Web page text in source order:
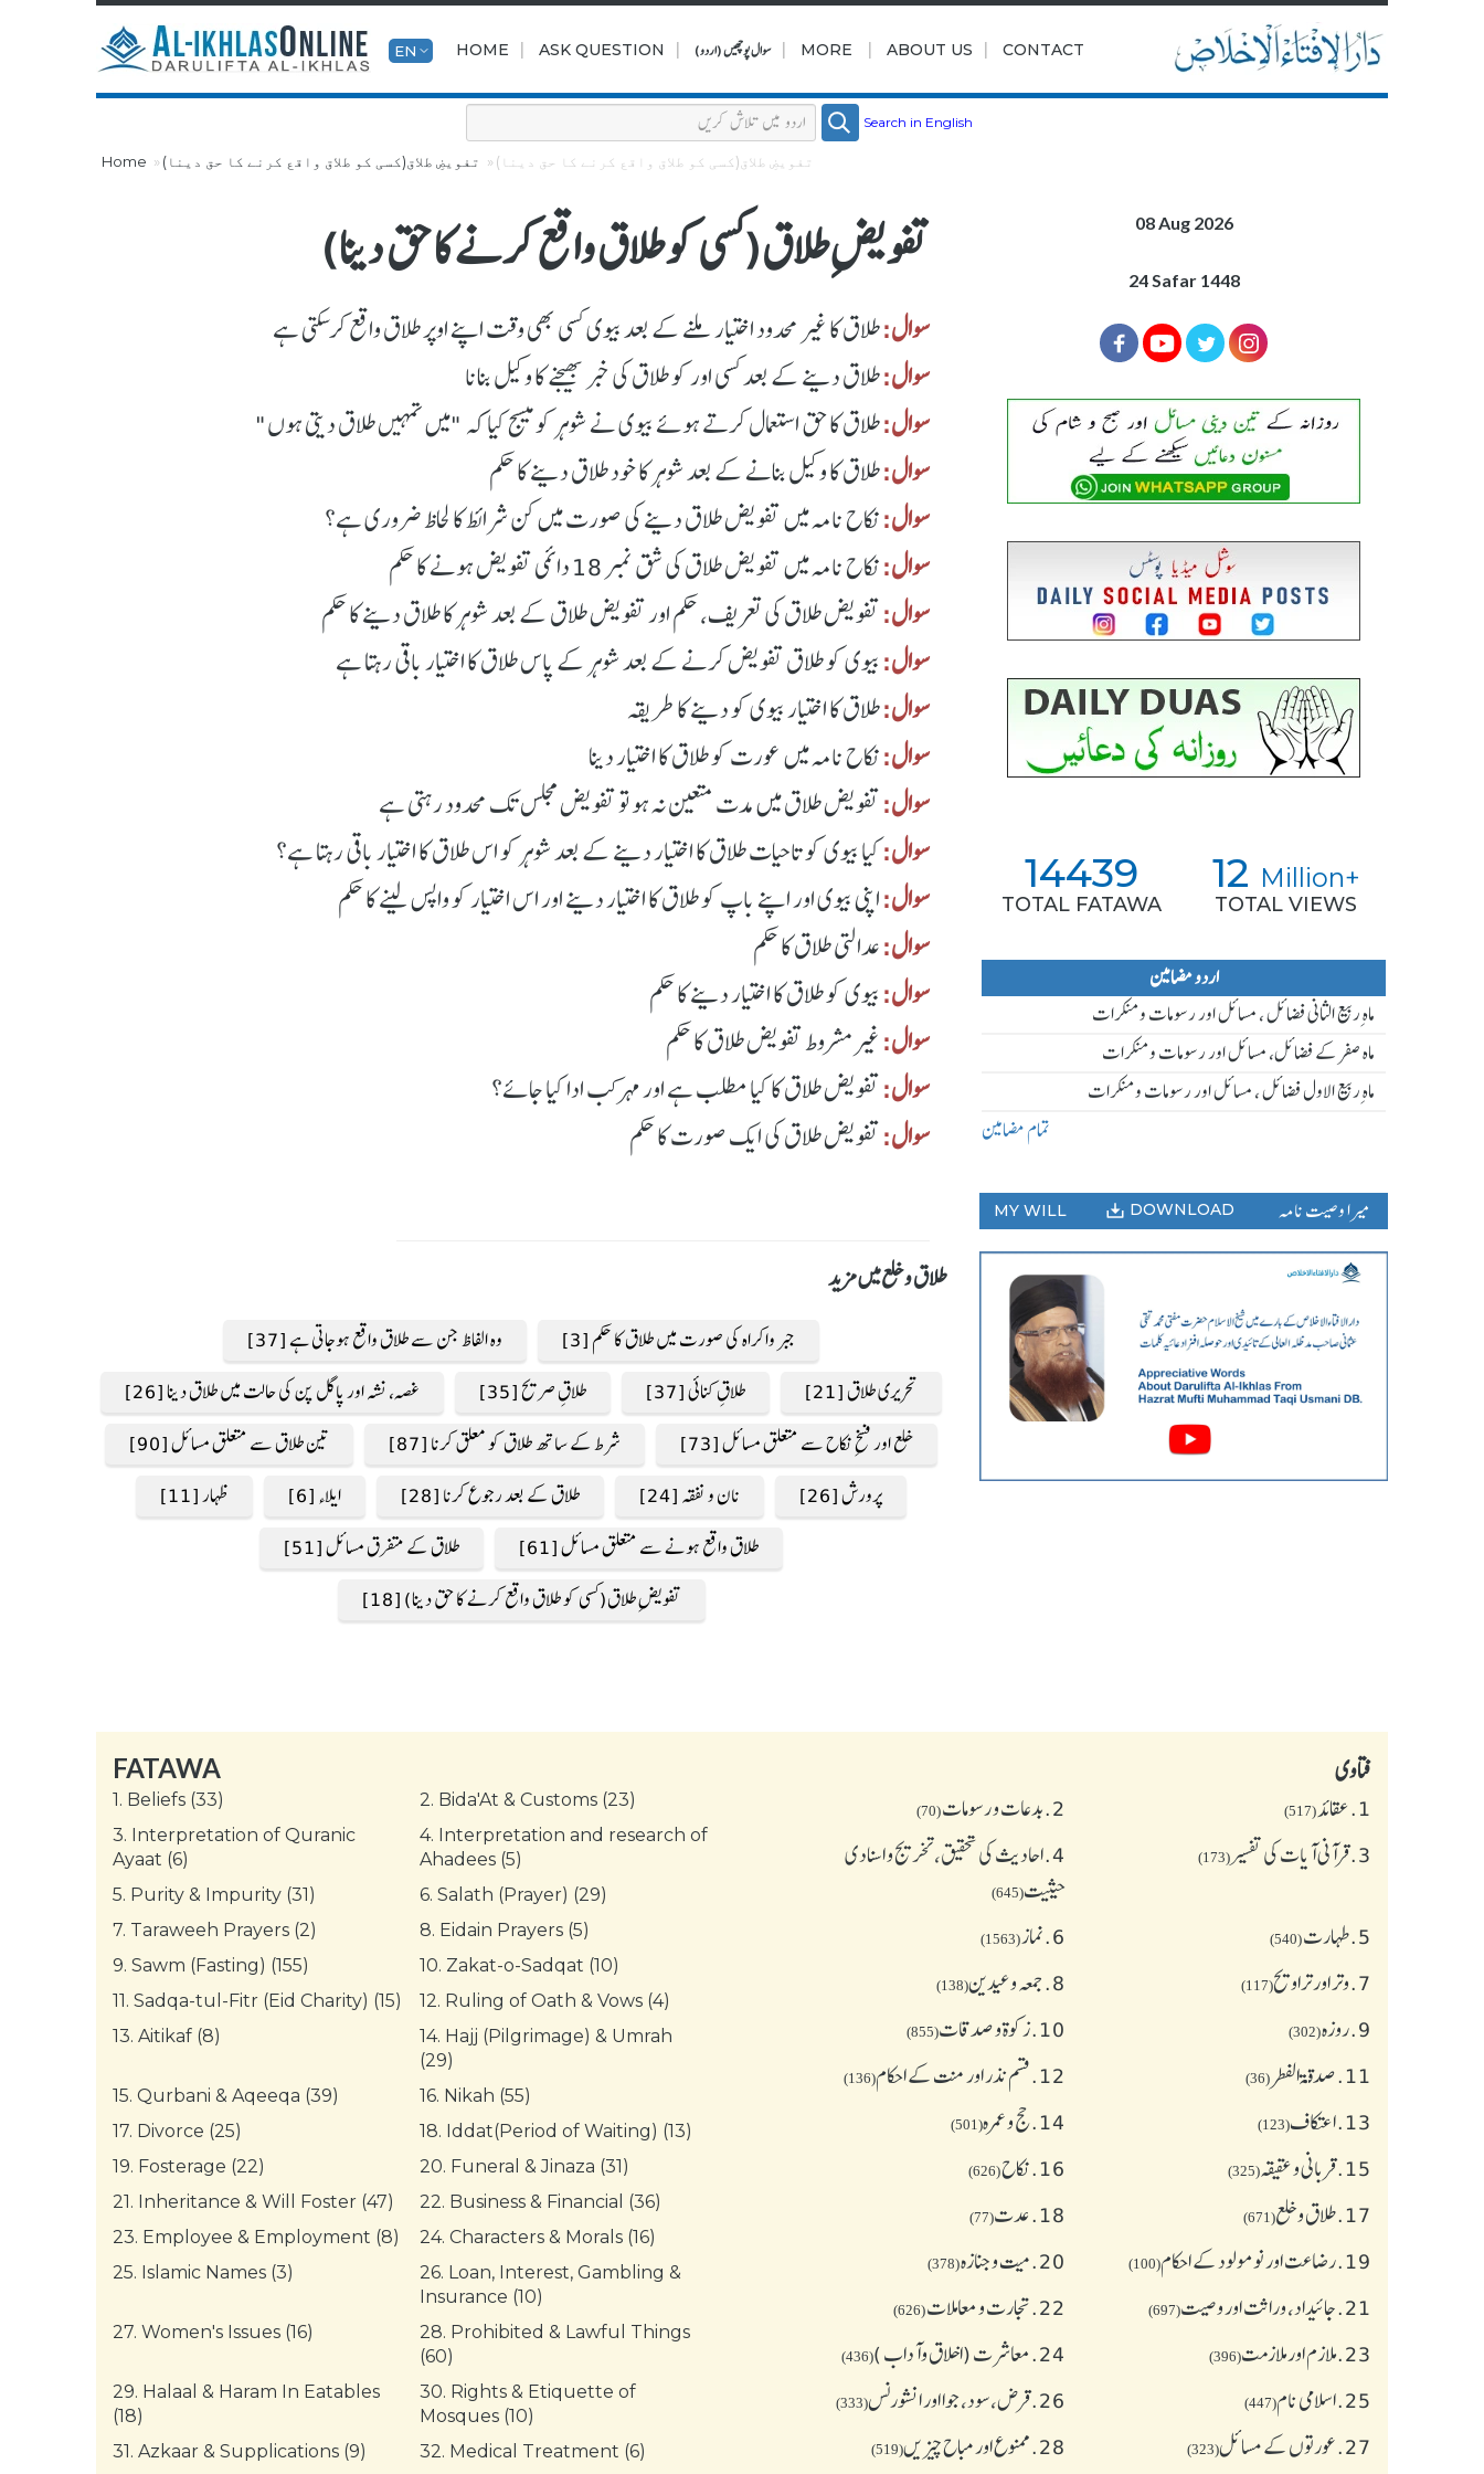
EN HOME | ASK QUESTION | سوال پوچھیں (اردو) | MORE | ABOUT US | CONTACT
Search in English
Home تفویضِ طلاق(کسی کو طلاق واقع کرنے کا حق دینا) تفویضِ طلاق(کسی کو طلاق واقع کرنے کا حق دینا)
تفویضِ طلاق(کسی کو طلاق واقع کرنے کا حق دینا)
سوال:طلاق کا غیر محدود اختیار ملنے کے بعد بیوی کسی بھی وقت اپنے اوپر طلاق واقع کرسکتی ہے
سوال:طلاق دینے کے بعد کسی اور کو طلاق کی خبر بھیجنے کا وکیل بنانا
سوال:طلاق کا حق استعمال کرتے ہوئے بیوی نے شوہر کو میسج کیا کہ "میں تمہیں طلاق دیتی ہوں"
سوال:طلاق کا وکیل بنانے کے بعد شوہر کا خود طلاق دینے کا حکم
سوال:نکاح نامہ میں تفویض طلاق دینے کی صورت میں کن شرائط کا لحاظ ضروری ہے؟
سوال:نکاح نامہ میں تفویض طلاق کی شق نمبر 18 دائمی تفویض ہونے کا حکم
سوال:تفویض طلاق کی تعریف، حکم اور تفویض طلاق کے بعد شوہر کا طلاق دینے کا حکم
سوال:بیوی کو طلاق تفویض کرنے کے بعد شوہر کے پاس طلاق کا اختیار باقی رہتا ہے
سوال:طلاق کا اختیار بیوی کو دینے کا طریقہ
سوال:نکاح نامہ میں عورت کو طلاق کا اختیار دینا
سوال:تفویض طلاق میں مدت متعین نہ ہو تو تفویض مجلس تک محدود رہتی ہے
سوال:کیا بیوی کو تاحیات طلاق کا اختیار دینے کے بعد شوہر کو اس طلاق کا اختیار باقی رہتا ہے؟
سوال:اپنی بیوی اور اپنے باپ کو طلاق کا اختیار دینے اور اس اختیار کو واپس لینے کا حکم
سوال:عدالتی طلاق کا حکم
سوال:بیوی کو طلاق کا اختیار دینے کا حکم
سوال:غیر مشروط تفویض طلاق کا حکم
سوال:تفویض طلاق کا کیا مطلب ہے اور مہر کب ادا کیا جائے؟
سوال:تفویض طلاق کی ایک صورت کا حکم
طلاق و خلع میں مزید
وہ الفاظ جن سے طلاق واقع ہوجاتی ہے [37]
جبر واکراہ کی صورت میں طلاق کا حکم [3]
غصہ، نشہ اور پاگل پن کی حالت میں طلاق دینا [26]
طلاقِ صریح [35] طلاقِ کنائی [37]
تحریری طلاق [21]
تین طلاق سے متعلق مسائل [90]
شرط کے ساتھ طلاق کو معلق کرنا [87]
خلع اور فسخِ نکاح سے متعلق مسائل [73]
ظہار [11]
ایلاء [6] طلاق کے بعد رجوع کرنا [28] نان و نفقہ [24]
پرورش [26]
طلاق کے متفرق مسائل [51]
طلاق واقع ہونے سے متعلق مسائل [61]
تفویضِ طلاق(کسی کو طلاق واقع کرنے کا حق دینا) [18]
08 Aug 2026
24 Safar 1448
14439
TOTAL FATAWA
12 Million+
TOTAL VIEWS
اردو مضامین
ماہ ِربیع الثانی فضائل ، مسائل اور رسومات و منکرات
ماہ صفر کے فضائل، مسائل اور رسومات و منکرات
ماہ ِربیع الاول فضائل ، مسائل اور رسومات و منکرات
تمام مضامین
MY WILL DOWNLOAD میرا وصیت نامہ
فتاوی
1. عقائد(517)
2. بدعات و رسومات(70)
3. قرآنی آیات کی تفسیر(173)
4. احادیث کی تحقیق، تخریج و اسنادی
حیثیت(645)
5. طهارت(540)
6. نماز(1563)
7. وتر اور تراویح(117)
8. جمعہ وعیدین(138)
9. روزہ(302)
10. زکوة و صدقات(855)
11. صدقۃ الفطر (36)
12. قسم نذر اور منت کے احکام(136)
13. اعتکاف(123)
14. حج و عمرہ(501)
15. قربانی و عقیقہ(325)
16. نکاح(626)
17. طلاق و خلع(671)
18. عدت(77)
19. رضاعت اور نومولود کے احکام(100)
20. میت و جنازہ(378)
21. جائیداد، وراثت اور وصیت(697)
22. تجارت و معاملات(626)
23. ملازم اور ملازمت(396)
24. معاشرت (اخلاق وآداب )(436)
25. اسلامی نام(447)
26. قرض،سود، جوا اور انشورنس(333)
27. عورتوں کے مسائل(323)
28. ممنوع اور مباح چیز یں(519)
FATAWA
1. Beliefs (33) 2. Bida'At & Customs (23)
3. Interpretation of Quranic
Ayaat (6)
4. Interpretation and research of
Ahadees (5)
5. Purity & Impurity (31) 6. Salath (Prayer) (29)
7. Taraweeh Prayers (2) 8. Eidain Prayers (5)
9. Sawm (Fasting) (155) 10. Zakat-o-Sadqat (10)
11. Sadqa-tul-Fitr (Eid Charity) (15) 12. Ruling of Oath & Vows (4)
13. Aitikaf (8) 14. Hajj (Pilgrimage) & Umrah
(29)
15. Qurbani & Aqeeqa (39) 16. Nikah (55)
17. Divorce (25) 18. Iddat(Period of Waiting) (13)
19. Fosterage (22) 20. Funeral & Jinaza (31)
21. Inheritance & Will Foster (47) 22. Business & Financial (36)
23. Employee & Employment (8) 24. Characters & Morals (16)
25. Islamic Names (3) 26. Loan, Interest, Gambling &
Insurance (10)
27. Women's Issues (16) 28. Prohibited & Lawful Things
(60)
29. Halaal & Haram In Eatables
(18)
30. Rights & Etiquette of
Mosques (10)
31. Azkaar & Supplications (9) 32. Medical Treatment (6)